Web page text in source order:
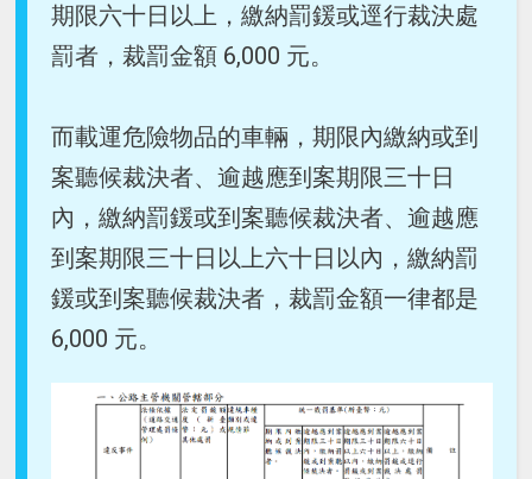
期限六十日以上，繳納罰鍰或逕行裁決處
罰者，裁罰金額 6,000 元。
而載運危險物品的車輛，期限內繳納或到
案聽候裁決者、逾越應到案期限三十日
內，繳納罰鍰或到案聽候裁決者、逾越應
到案期限三十日以上六十日以內，繳納罰
鍰或到案聽候裁決者，裁罰金額一律都是
6,000 元。